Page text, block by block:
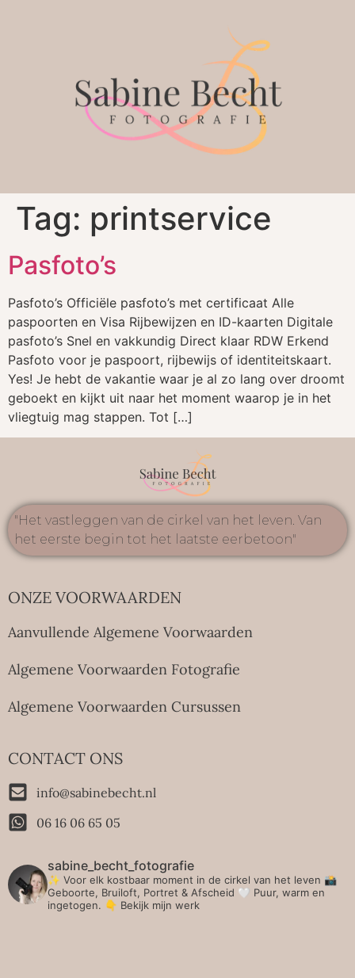
Tag: printservice
Pasfoto’s
Pasfoto’s Officiële pasfoto’s met certificaat Alle
paspoorten en Visa Rijbewijzen en ID-kaarten Digitale
pasfoto’s Snel en vakkundig Direct klaar RDW Erkend
Pasfoto voor je paspoort, rijbewijs of identiteitskaart.
Yes! Je hebt de vakantie waar je al zo lang over droomt
geboekt en kijkt uit naar het moment waarop je in het
vliegtuig mag stappen. Tot […]
"Het vastleggen van de cirkel van het leven. Van
het eerste begin tot het laatste eerbetoon"
ONZE VOORWAARDEN
Aanvullende Algemene Voorwaarden
Algemene Voorwaarden Fotografie
Algemene Voorwaarden Cursussen
CONTACT ONS
info@sabinebecht.nl
06 16 06 65 05
sabine_becht_fotografie
✨ Voor elk kostbaar moment in de cirkel van het leven 📸
Geboorte, Bruiloft, Portret & Afscheid 🤍 Puur, warm en
ingetogen. 👇 Bekijk mijn werk